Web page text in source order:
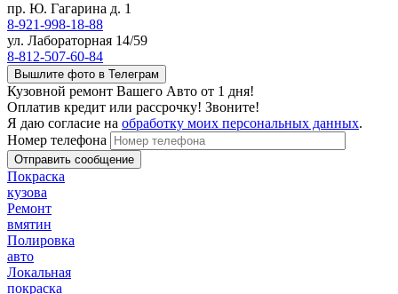
пр. Ю. Гагарина д. 1
8-921-998-18-88
ул. Лабораторная 14/59
8-812-507-60-84
Вышлите фото в Телеграм
Кузовной ремонт Вашего Авто от 1 дня!
Оплатив кредит или рассрочку! Звоните!
Я даю согласие на обработку моих персональных данных.
Номер телефона
Покраска
кузова
Ремонт
вмятин
Полировка
авто
Локальная
покраска